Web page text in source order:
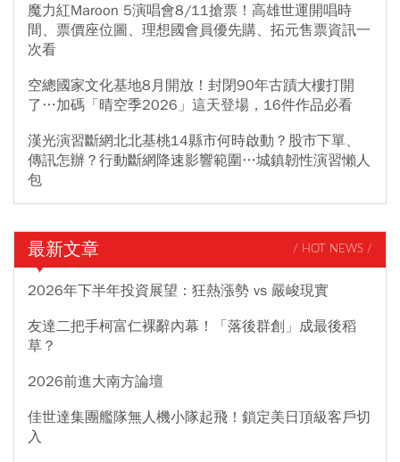
魔力紅Maroon 5演唱會8/11搶票！高雄世運開唱時
間、票價座位圖、理想國會員優先購、拓元售票資訊一
次看
空總國家文化基地8月開放！封閉90年古蹟大樓打開
了…加碼「晴空季2026」這天登場，16件作品必看
漢光演習斷網北北基桃14縣市何時啟動？股市下單、
傳訊怎辦？行動斷網降速影響範圍…城鎮韌性演習懶人
包
最新文章 / HOT NEWS /
2026年下半年投資展望：狂熱漲勢 vs 嚴峻現實
友達二把手柯富仁裸辭內幕！「落後群創」成最後稻
草？
2026前進大南方論壇
佳世達集團艦隊無人機小隊起飛！鎖定美日頂級客戶切
入